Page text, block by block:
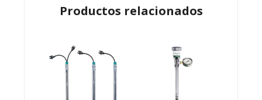
Productos relacionados